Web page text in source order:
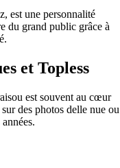
est une personnalité
du grand public grâce à
et Topless
est souvent au cœur
des photos delle nue ou